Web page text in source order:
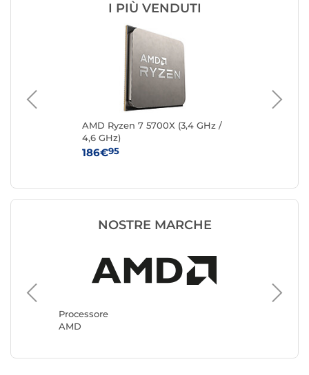
I PIÙ VENDUTI
AMD Ryzen 7 5700X (3,4 GHz /
4,6 GHz)
186€95
NOSTRE MARCHE
Processore
AMD
Intel